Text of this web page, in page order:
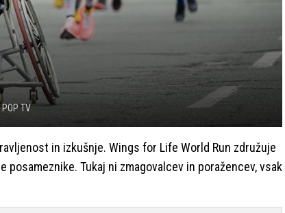
POP TV
in izkušnje. Wings for Life World Run združuje
Tukaj ni zmagovalcev in poražencev, vsak